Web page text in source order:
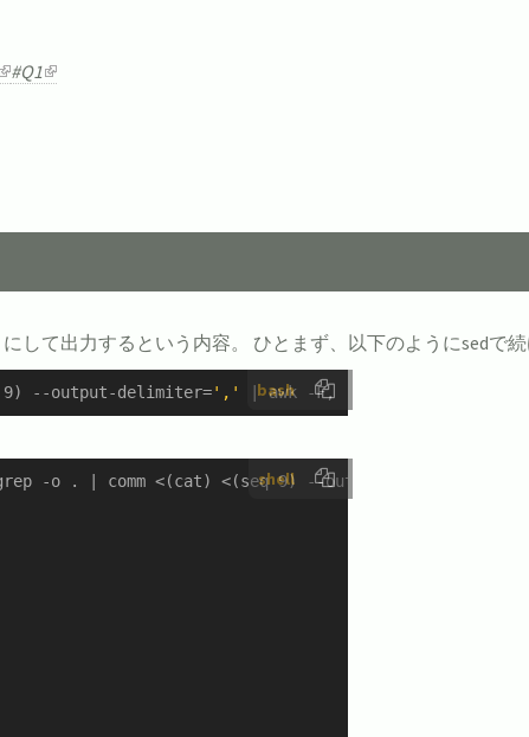
#Q1
して出力するという内容。 ひとまず、以下のようにsedで続
bash
--output-delimiter=',' | awk -F,
shell
| grep -o . | comm <(cat) <(seq 9) --output-